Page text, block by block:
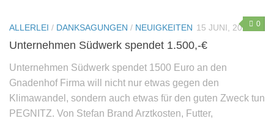
0
ALLERLEI / DANKSAGUNGEN / NEUIGKEITEN 15 JUNI, 2021
Unternehmen Südwerk spendet 1.500,-€
Unternehmen Südwerk spendet 1500 Euro an den
Gnadenhof Firma will nicht nur etwas gegen den
Klimawandel, sondern auch etwas für den guten Zweck tun
PEGNITZ. Von Stefan Brand Arztkosten, Futter,